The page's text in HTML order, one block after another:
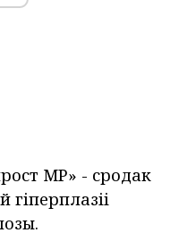
МР» - сродак